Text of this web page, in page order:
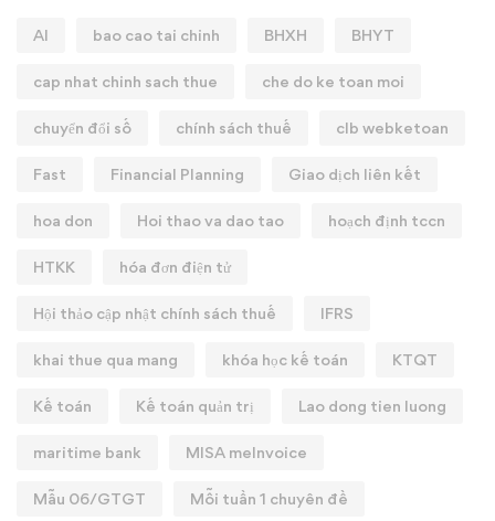
AI bao cao tai chinh BHXH BHYT
cap nhat chinh sach thue che do ke toan moi
chuyển đổi số chính sách thuế clb webketoan
Fast Financial Planning Giao dịch liên kết
hoa don Hoi thao va dao tao hoạch định tccn
HTKK hóa đơn điện tử
Hội thảo cập nhật chính sách thuế IFRS
khai thue qua mang khóa học kế toán KTQT
Kế toán Kế toán quản trị Lao dong tien luong
maritime bank MISA meInvoice
Mẫu 06/GTGT Mỗi tuần 1 chuyên đề